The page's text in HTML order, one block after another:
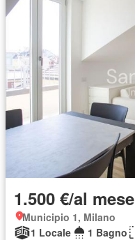
1.500 €/al mese
Municipio 1, Milano
1 Locale
1 Bagno